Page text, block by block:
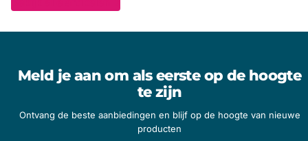
Meld je aan om als eerste op de hoogte
te zijn
Ontvang de beste aanbiedingen en blijf op de hoogte van nieuwe
producten